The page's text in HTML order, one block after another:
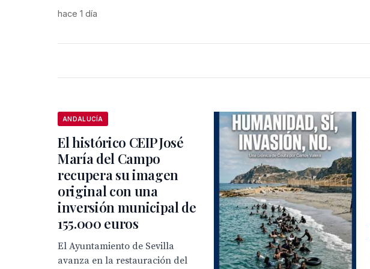
hace 1 día
ANDALUCÍA
El histórico CEIP José
María del Campo
recupera su imagen
original con una
inversión municipal de
155.000 euros
El Ayuntamiento de Sevilla
avanza en la restauración del